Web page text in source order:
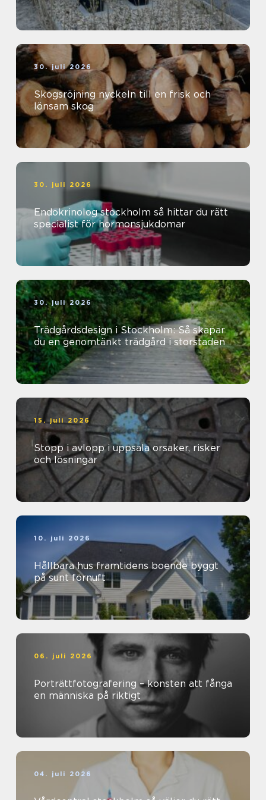
30. juli 2026
Skogsröjning nyckeln till en frisk och
lönsam skog
30. juli 2026
Endokrinolog stockholm så hittar du rätt
specialist för hormonsjukdomar
30. juli 2026
Trädgårdsdesign i Stockholm: Så skapar
du en genomtänkt trädgård i storstaden
15. juli 2026
Stopp i avlopp i uppsala orsaker, risker
och lösningar
10. juli 2026
Hållbara hus framtidens boende byggt
på sunt förnuft
06. juli 2026
Porträttfotografering – konsten att fånga
en människa på riktigt
04. juli 2026